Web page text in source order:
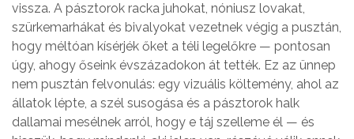
vissza. A pásztorok racka juhokat, nóniusz lovakat,
szürkemarhákat és bivalyokat vezetnek végig a pusztán,
hogy méltóan kísérjék őket a téli legelőkre — pontosan
úgy, ahogy őseink évszázadokon át tették. Ez az ünnep
nem pusztán felvonulás: egy vizuális költemény, ahol az
állatok lépte, a szél susogása és a pásztorok halk
dallamai mesélnek arról, hogy e táj szelleme él — és